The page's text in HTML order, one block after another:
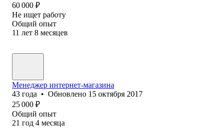
60 000 ₽
Не ищет работу
Общий опыт
11 лет 8 месяцев
Менеджер интернет-магазина
43 года • Обновлено 15 октября 2017
25 000 ₽
Общий опыт
21 год 4 месяца